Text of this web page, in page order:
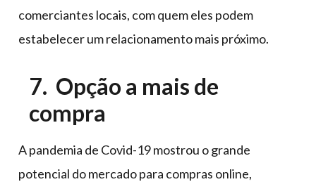
comerciantes locais, com quem eles podem
estabelecer um relacionamento mais próximo.
7. Opção a mais de
compra
A pandemia de Covid-19 mostrou o grande
potencial do mercado para compras online,